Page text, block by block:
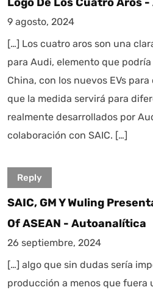
Logo De Los Cuatro Aros
9 agosto, 2024
[…] Los cuatro aros son una
para Audi, elemento que
China, con los nuevos EVs
que la medida servirá para
realmente desarrollados por
colaboración con SAIC. […]
Reply
SAIC, GM Y Wuling
Of ASEAN - Autoanalítica
26 septiembre, 2024
[…] algo que sin dudas sería
producción a menos que fuera